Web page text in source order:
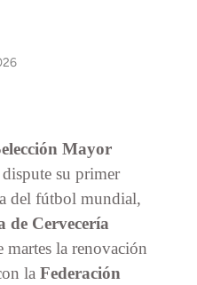
Mayor
dispute su primer
del fútbol mundial,
de Cervecería
martes la renovación
la Federación